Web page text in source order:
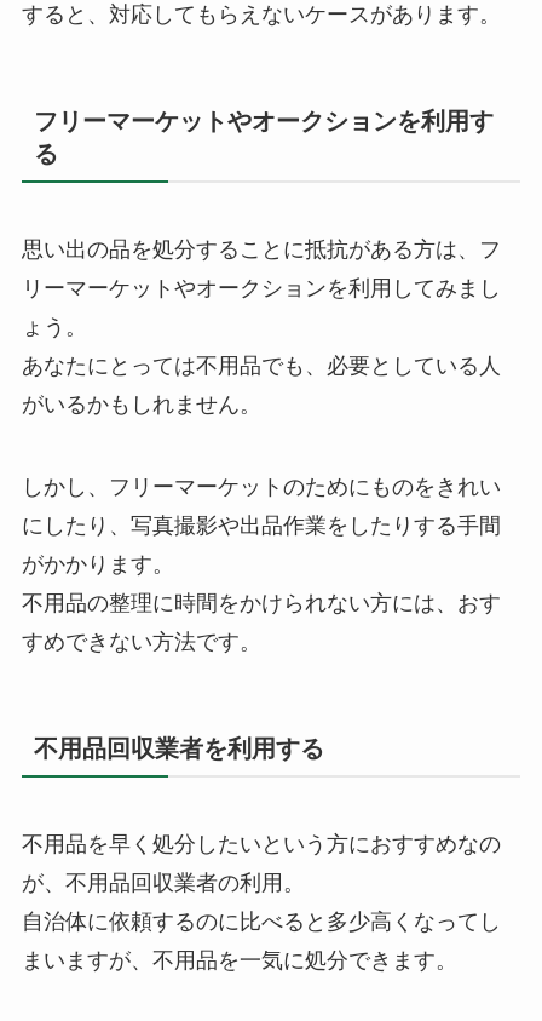
すると、対応してもらえないケースがあります。
フリーマーケットやオークションを利用す
る
思い出の品を処分することに抵抗がある方は、フ
リーマーケットやオークションを利用してみまし
ょう。
あなたにとっては不用品でも、必要としている人
がいるかもしれません。
しかし、フリーマーケットのためにものをきれい
にしたり、写真撮影や出品作業をしたりする手間
がかかります。
不用品の整理に時間をかけられない方には、おす
すめできない方法です。
不用品回収業者を利用する
不用品を早く処分したいという方におすすめなの
が、不用品回収業者の利用。
自治体に依頼するのに比べると多少高くなってし
まいますが、不用品を一気に処分できます。